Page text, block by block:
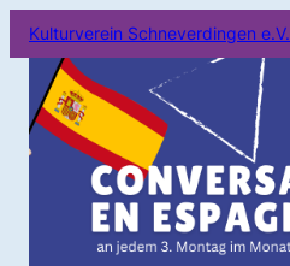
Kulturverein Schneverdingen e.V.